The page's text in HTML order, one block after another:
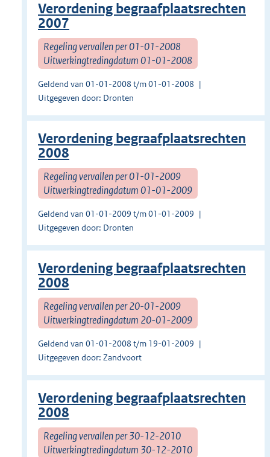
Verordening begraafplaatsrechten
2007
Regeling vervallen per 01-01-2008
Uitwerkingtredingdatum 01-01-2008
Geldend van 01-01-2008 t/m 01-01-2008
Uitgegeven door: Dronten
Verordening begraafplaatsrechten
2008
Regeling vervallen per 01-01-2009
Uitwerkingtredingdatum 01-01-2009
Geldend van 01-01-2009 t/m 01-01-2009
Uitgegeven door: Dronten
Verordening begraafplaatsrechten
2008
Regeling vervallen per 20-01-2009
Uitwerkingtredingdatum 20-01-2009
Geldend van 01-01-2008 t/m 19-01-2009
Uitgegeven door: Zandvoort
Verordening begraafplaatsrechten
2008
Regeling vervallen per 30-12-2010
Uitwerkingtredingdatum 30-12-2010